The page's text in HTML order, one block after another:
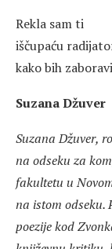
Rekla sam ti
iščupaću
kako bih
Suzana Džuver
Suzana Džuver,
na odseku za
fakultetu u
na istom odseku.
poezije kod